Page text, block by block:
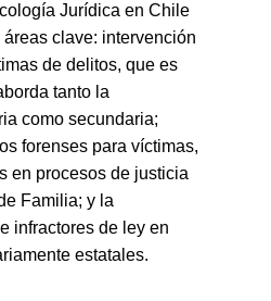
Jurídica en Chile
clave: intervención
de delitos, que es
tanto la
como secundaria;
forenses para víctimas,
en procesos de justicia
Familia; y la
infractores de ley en
estatales.